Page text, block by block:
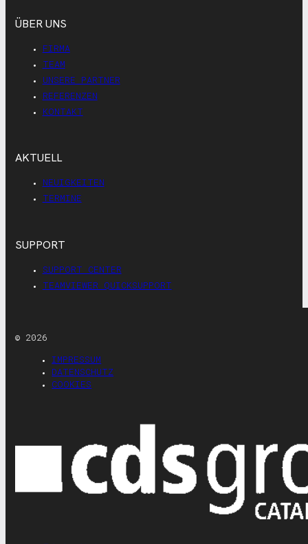
ÜBER UNS
FIRMA
TEAM
UNSERE PARTNER
REFERENZEN
KONTAKT
AKTUELL
NEUIGKEITEN
TERMINE
SUPPORT
SUPPORT CENTER
TEAMVIEWER QUICKSUPPORT
© 2026
IMPRESSUM
DATENSCHUTZ
COOKIES